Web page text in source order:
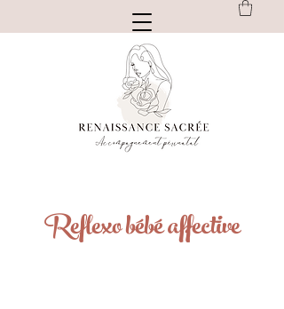
Reflexo bébé affective